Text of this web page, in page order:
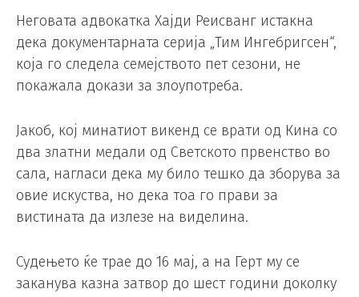
Неговата адвокатка Хајди Реисванг истакна
дека документарната серија „Тим Ингебригсен“,
која го следела семејството пет сезони, не
покажала докази за злоупотреба.
Јакоб, кој минатиот викенд се врати од Кина со
два златни медали од Светското првенство во
сала, нагласи дека му било тешко да зборува за
овие искуства, но дека тоа го прави за
вистината да излезе на виделина.
Судењето ќе трае до 16 мај, а на Герт му се
заканува казна затвор до шест години доколку